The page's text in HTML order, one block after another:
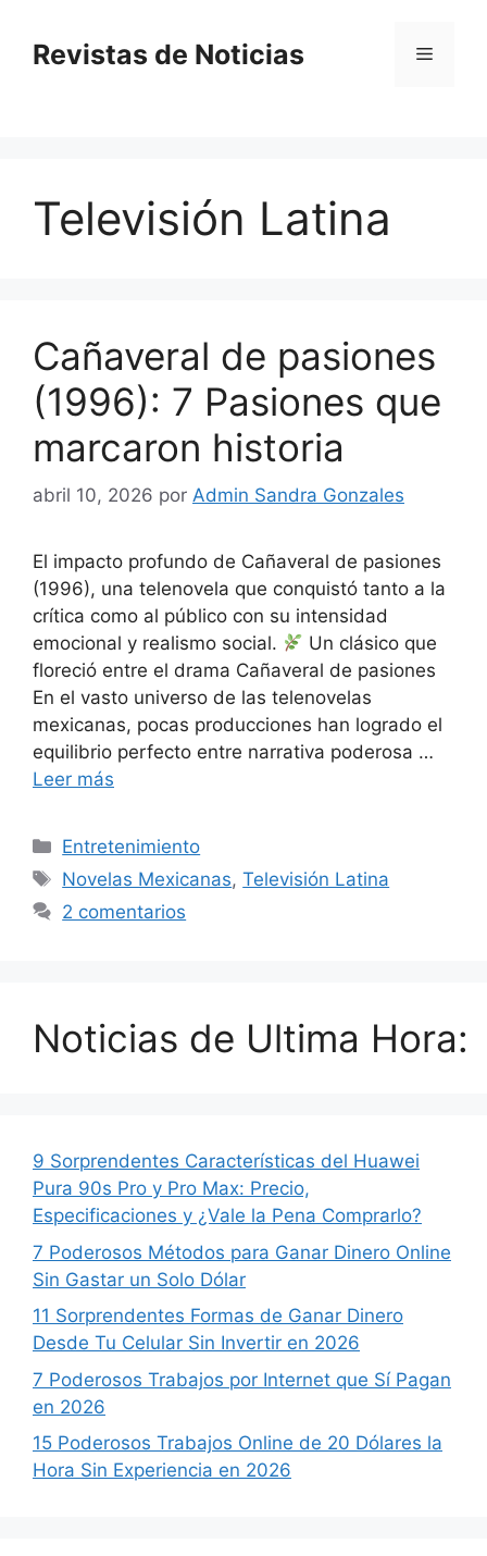
contenido
Revistas de Noticias Menú
Televisión Latina
Cañaveral de pasiones
(1996): 7 Pasiones que
marcaron historia
abril 10, 2026 por Admin Sandra Gonzales
El impacto profundo de Cañaveral de pasiones
(1996), una telenovela que conquistó tanto a la
crítica como al público con su intensidad
emocional y realismo social.
Un clásico que
floreció entre el drama Cañaveral de pasiones
En el vasto universo de las telenovelas
mexicanas, pocas producciones han logrado el
equilibrio perfecto entre narrativa poderosa …
Leer más
Categorías
Entretenimiento
Etiquetas
Novelas Mexicanas,Televisión Latina
2 comentarios
Noticias de Ultima Hora:
9 Sorprendentes Características del Huawei
Pura 90s Pro y Pro Max: Precio,
Especificaciones y ¿Vale la Pena Comprarlo?
7 Poderosos Métodos para Ganar Dinero Online
Sin Gastar un Solo Dólar
11 Sorprendentes Formas de Ganar Dinero
Desde Tu Celular Sin Invertir en 2026
7 Poderosos Trabajos por Internet que Sí Pagan
en 2026
15 Poderosos Trabajos Online de 20 Dólares la
Hora Sin Experiencia en 2026